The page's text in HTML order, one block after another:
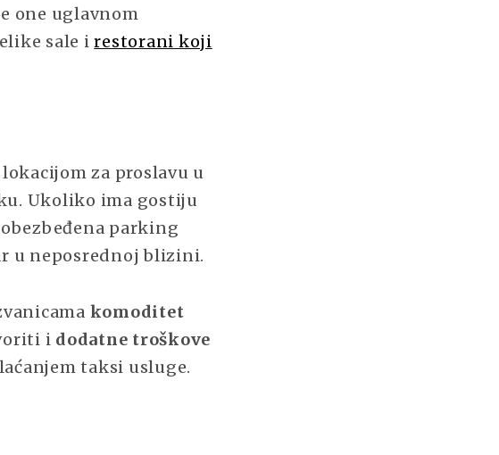
one uglavnom
sale irestorani koji
za proslavu u
Ukoliko ima gostiju
parking
u neposrednoj blizini.
komoditet
i dodatne troškove
taksi usluge.